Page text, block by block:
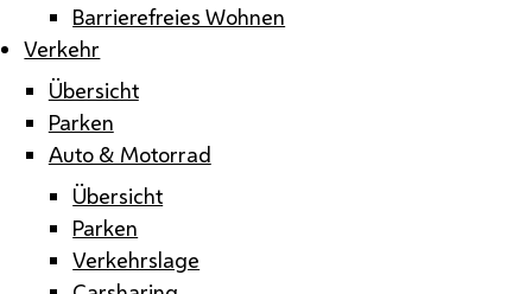
Barrierefreies Wohnen
Verkehr
Übersicht
Parken
Auto & Motorrad
Übersicht
Parken
Verkehrslage